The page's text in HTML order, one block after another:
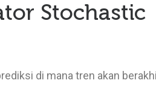
Stochastic
di mana tren akan